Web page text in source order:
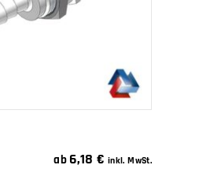
ab 6,18€ inkl. MwSt.